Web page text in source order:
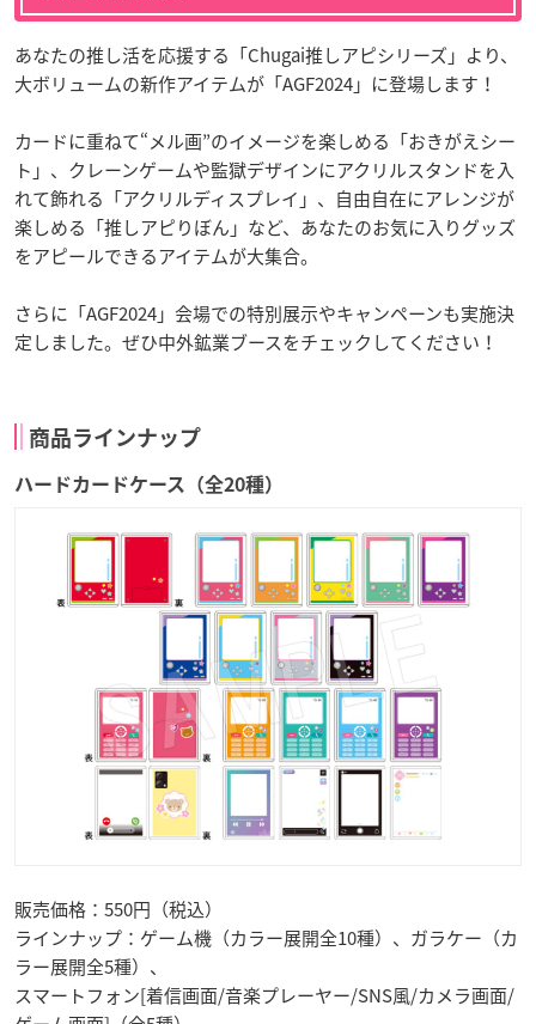
あなたの推し活を応援する「Chugai推しアピシリーズ」より、
大ボリュームの新作アイテムが「AGF2024」に登場します！
カードに重ねて“メル画”のイメージを楽しめる「おきがえシー
ト」、クレーンゲームや監獄デザインにアクリルスタンドを入
れて飾れる「アクリルディスプレイ」、自由自在にアレンジが
楽しめる「推しアピりぼん」など、あなたのお気に入りグッズ
をアピールできるアイテムが大集合。
さらに「AGF2024」会場での特別展示やキャンペーンも実施決
定しました。ぜひ中外鉱業ブースをチェックしてください！
商品ラインナップ
ハードカードケース（全20種）
販売価格：550円（税込）
ラインナップ：ゲーム機（カラー展開全10種）、ガラケー（カ
ラー展開全5種）、
スマートフォン[着信画面/音楽プレーヤー/SNS風/カメラ画面/